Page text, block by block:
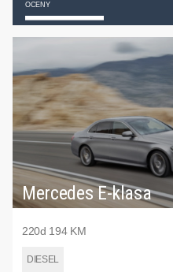
OCENY
Mercedes E-klasa
220d 194 KM
DIESEL